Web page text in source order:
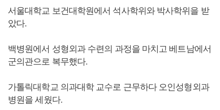
서울대학교 보건대학원에서 석사학위와 박사학위을 받
았다.
백병원에서 성형외과 수련의 과정을 마치고 베트남에서
군의관으로 복무했다.
가톨릭대학교 의과대학 교수로 근무하다 오인성형외과
병원을 세웠다.